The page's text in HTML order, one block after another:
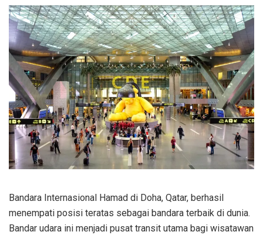
Bandara Internasional Hamad di Doha, Qatar, berhasil
menempati posisi teratas sebagai bandara terbaik di dunia.
Bandar udara ini menjadi pusat transit utama bagi wisatawan